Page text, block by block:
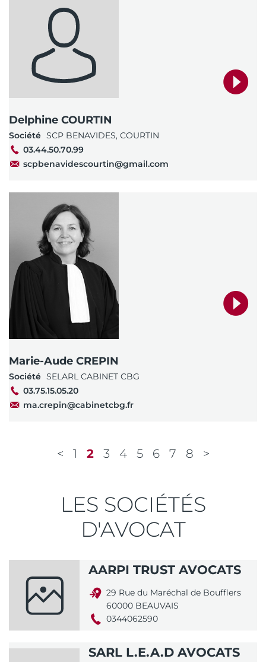
Delphine COURTIN
Société SCP BENAVIDES, COURTIN
03.44.50.70.99
scpbenavidescourtin@gmail.com
Marie-Aude CREPIN
Société SELARL CABINET CBG
03.75.15.05.20
ma.crepin@cabinetcbg.fr
1 2 3 4 5 6 7 8
LES SOCIÉTÉS
D'AVOCAT
AARPI TRUST AVOCATS
29 Rue du Maréchal de Boufflers
60000 BEAUVAIS
0344062590
SARL L.E.A.D AVOCATS